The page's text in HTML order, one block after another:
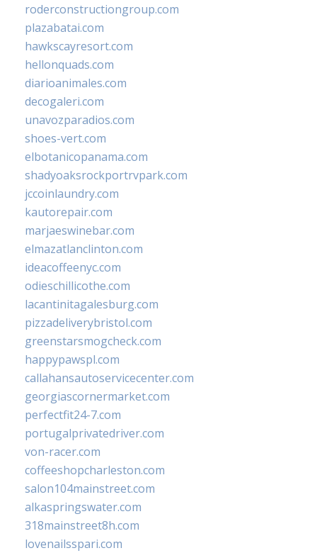
roderconstructiongroup.com
plazabatai.com
hawkscayresort.com
hellonquads.com
diarioanimales.com
decogaleri.com
unavozparadios.com
shoes-vert.com
elbotanicopanama.com
shadyoaksrockportrvpark.com
jccoinlaundry.com
kautorepair.com
marjaeswinebar.com
elmazatlanclinton.com
ideacoffeenyc.com
odieschillicothe.com
lacantinitagalesburg.com
pizzadeliverybristol.com
greenstarsmogcheck.com
happypawspl.com
callahansautoservicecenter.com
georgiascornermarket.com
perfectfit24-7.com
portugalprivatedriver.com
von-racer.com
coffeeshopcharleston.com
salon104mainstreet.com
alkaspringswater.com
318mainstreet8h.com
lovenailsspari.com